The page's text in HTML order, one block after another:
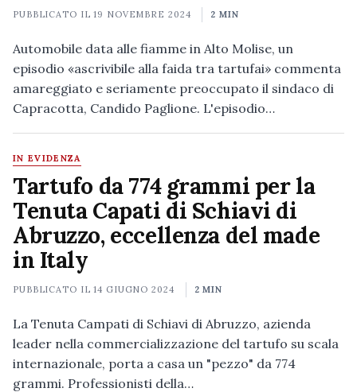
PUBBLICATO IL19 NOVEMBRE 2024 2 MIN
Automobile data alle fiamme in Alto Molise, un
episodio «ascrivibile alla faida tra tartufai» commenta
amareggiato e seriamente preoccupato il sindaco di
Capracotta, Candido Paglione. L'episodio…
IN EVIDENZA
Tartufo da 774 grammi per la
Tenuta Capati di Schiavi di
Abruzzo, eccellenza del made
in Italy
PUBBLICATO IL14 GIUGNO 2024 2 MIN
La Tenuta Campati di Schiavi di Abruzzo, azienda
leader nella commercializzazione del tartufo su scala
internazionale, porta a casa un "pezzo" da 774
grammi. Professionisti della…